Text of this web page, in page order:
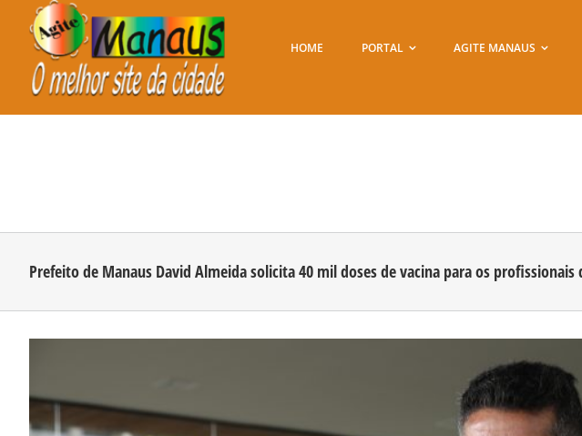
conteúdo
HOME PORTAL AGITE MANAUS
Prefeito de Manaus David Almeida solicita 40 mil doses de vacina para os profissionais